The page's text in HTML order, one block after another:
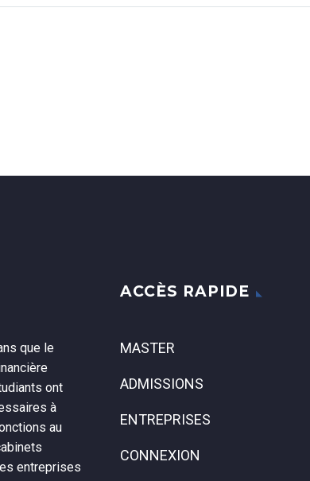
que le
ont
à
au
entreprises
ACCÈS RAPIDE
MASTER
ADMISSIONS
ENTREPRISES
CONNEXION